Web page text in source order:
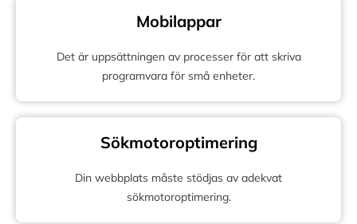
Mobilappar
Det är uppsättningen av processer för att skriva
programvara för små enheter.
Sökmotoroptimering
Din webbplats måste stödjas av adekvat
sökmotoroptimering.